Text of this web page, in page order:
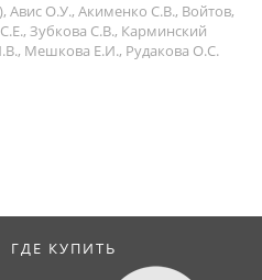
О.У., Акименко С.В., Войтов,
Зубкова С.В., Карминский
Мешкова Е.И., Рудакова О.С.
ГДЕ КУПИТЬ